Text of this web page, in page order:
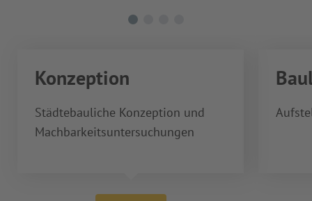
Konzeption
Städtebauliche Konzeption und
Machbarkeitsuntersuchungen